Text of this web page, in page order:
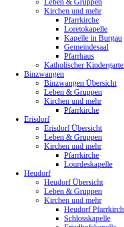
Leben & Gruppen
Kirchen und mehr
Pfarrkirche
Loretokapelle
Kapelle in Burgau
Gemeindesaal
Pfarrhaus
Katholischer
Binzwangen
Binzwangen Übersicht
Leben & Gruppen
Kirchen und mehr
Pfarrkirche
Erisdorf
Erisdorf Übersicht
Leben & Gruppen
Kirchen und mehr
Pfarrkirche
Lourdeskapelle
Heudorf
Heudorf Übersicht
Leben & Gruppen
Kirchen und mehr
Heudorf
Schlosskapelle